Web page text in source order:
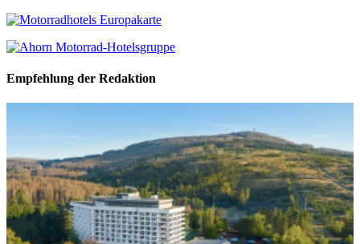
Empfehlung der Redaktion